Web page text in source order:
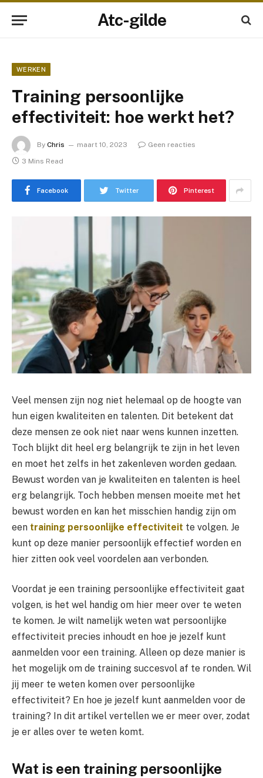
Atc-gilde
WERKEN
Training persoonlijke
effectiviteit: hoe werkt het?
By Chris maart 10, 2023
Geen reacties
3 Mins Read
Facebook Twitter Pinterest
Veel mensen zijn nog niet helemaal op de hoogte van
hun eigen kwaliteiten en talenten. Dit betekent dat
deze mensen ze ook niet naar wens kunnen inzetten.
Toch blijkt dit heel erg belangrijk te zijn in het leven
en moet het zelfs in het zakenleven worden gedaan.
Bewust worden van je kwaliteiten en talenten is heel
erg belangrijk. Toch hebben mensen moeite met het
bewust worden en kan het misschien handig zijn om
een training persoonlijke effectiviteit te volgen. Je
kunt op deze manier persoonlijk effectief worden en
hier zitten ook veel voordelen aan verbonden.
Voordat je een training persoonlijke effectiviteit gaat
volgen, is het wel handig om hier meer over te weten
te komen. Je wilt namelijk weten wat persoonlijke
effectiviteit precies inhoudt en hoe je jezelf kunt
aanmelden voor een training. Alleen op deze manier is
het mogelijk om de training succesvol af te ronden. Wil
jij meer te weten komen over persoonlijke
effectiviteit? En hoe je jezelf kunt aanmelden voor de
training? In dit artikel vertellen we er meer over, zodat
je er alles over te weten komt.
Wat is een training persoonlijke